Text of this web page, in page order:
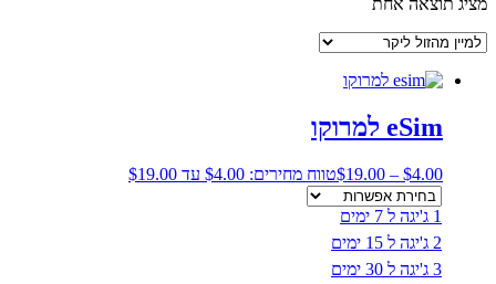
eSim למרוקו
$4.00
–
$19.00 טווח מחירים: ⁦$4.00⁩ עד ⁦$19.00⁩
1 ג'יגה ל 7 ימים
2 ג'יגה ל 15 ימים
3 ג'יגה ל 30 ימים